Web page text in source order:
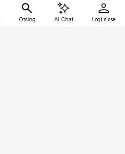
Otsing AI Chat Logi sisse